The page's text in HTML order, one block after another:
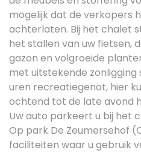
mogelijk dat de verkopers
achterlaten. Bij het chalet
het stallen van uw fietsen,
gazon en volgroeide
met uitstekende
uren recreatiegenot, hier
ochtend tot de late avond
Uw auto parkeert u bij het
Op park De Zeumersehof
faciliteiten waar u gebruik